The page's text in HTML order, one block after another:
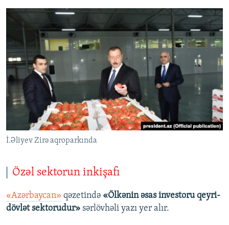
İ.Əliyev Zirə aqroparkında
Özəl sektorun inkişafı
«Azərbaycan» qəzetində «Ölkənin əsas investoru qeyri-
dövlət sektorudur» sərlövhəli yazı yer alır.